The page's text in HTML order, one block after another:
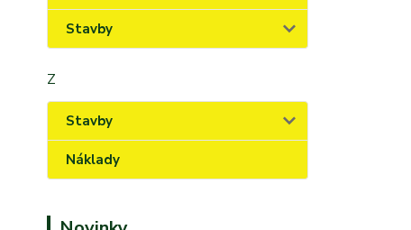
Stavby
Z
Stavby
Náklady